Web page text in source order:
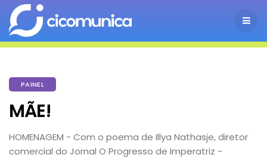
PAINEL
MÃE!
HOMENAGEM - Com o poema de Illya Nathasje, diretor
comercial do Jornal O Progresso de Imperatriz -